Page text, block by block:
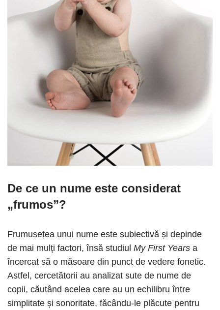
De ce un nume este considerat
„frumos”?
Frumusețea unui nume este subiectivă și depinde
de mai mulți factori, însă studiul My First Years a
încercat să o măsoare din punct de vedere fonetic.
Astfel, cercetătorii au analizat sute de nume de
copii, căutând acelea care au un echilibru între
simplitate și sonoritate, făcându-le plăcute pentru